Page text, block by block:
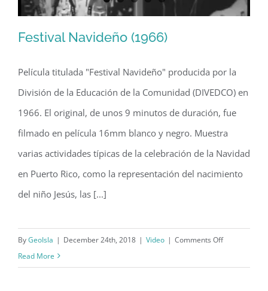
Festival Navideño (1966)
Festival Navideño (1966)
Película titulada "Festival Navideño" producida por la
División de la Educación de la Comunidad (DIVEDCO) en
1966. El original, de unos 9 minutos de duración, fue
filmado en película 16mm blanco y negro. Muestra
varias actividades típicas de la celebración de la Navidad
en Puerto Rico, como la representación del nacimiento
del niño Jesús, las [...]
ByGeoIsla | December 24th, 2018 | Video | Comments Offon
Read More